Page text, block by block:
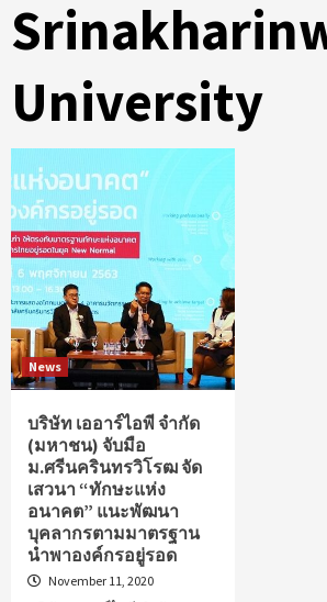
University
News
บริษัท เออาร์ไอพี จำกัด
(มหาชน) จับมือ
ม.ศรีนครินทรวิโรฒ จัด
เสวนา “ทักษะแห่ง
อนาคต” แนะพัฒนา
บุคลากรตามมาตรฐาน
นำพาองค์กรอยู่รอด
November 11, 2020